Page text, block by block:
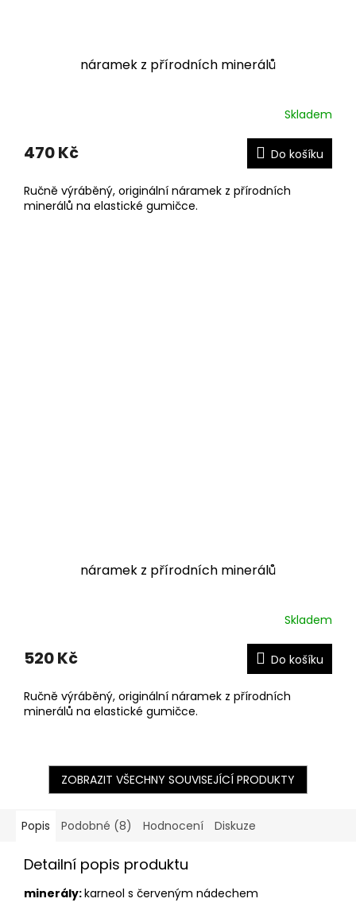
náramek z přírodních minerálů
Skladem
470 Kč Do košíku
Ručně výráběný, originální náramek z přírodních
minerálů na elastické gumičce.
náramek z přírodních minerálů
Skladem
520 Kč Do košíku
Ručně výráběný, originální náramek z přírodních
minerálů na elastické gumičce.
ZOBRAZIT VŠECHNY SOUVISEJÍCÍ PRODUKTY
Popis Podobné (8) Hodnocení Diskuze
Detailní popis produktu
minerály:karneol s červeným nádechem